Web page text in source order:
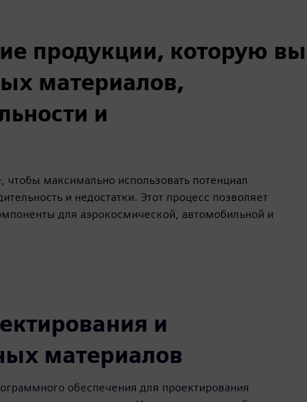
продукции, которую вы
материалов,
и
максимально использовать потенциал
и недостатки. Этот процесс позволяет
для аэрокосмической, автомобильной и
и
материалов
обеспечения для проектирования